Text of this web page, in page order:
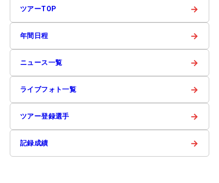
ツアーTOP →
年間日程 →
ニュース一覧 →
ライブフォト一覧 →
ツアー登録選手 →
記録成績 →